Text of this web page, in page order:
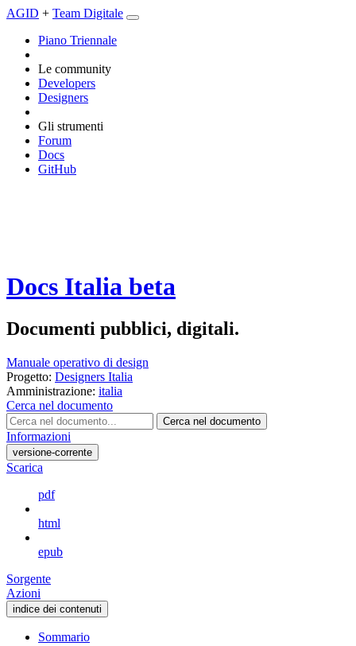
AGID + Team Digitale
Piano Triennale
Le community
Developers
Designers
Gli strumenti
Forum
Docs
GitHub
Docs Italia beta
Documenti pubblici, digitali.
Manuale operativo di design
Progetto: Designers Italia
Amministrazione: italia
Cerca nel documento
Cerca nel documento
Informazioni
versione-corrente
Scarica
pdf
html
epub
Sorgente
Azioni
indice dei contenuti
Sommario